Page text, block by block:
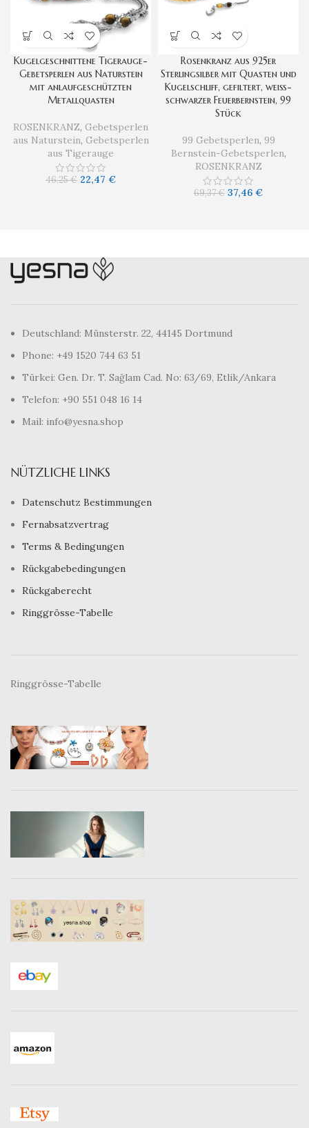
Kugelgeschnittene Tigerauge-
Gebetsperlen aus Naturstein
mit anlaufgeschützten
Metallquasten
ROSENKRANZ, Gebetsperlen
aus Naturstein, Gebetsperlen
aus Tigerauge
46,25€ 22,47 €
Rosenkranz aus 925er
Sterlingsilber mit Quasten und
Kugelschliff, gefiltert, weiß-
schwarzer Feuerbernstein, 99
Stück
99 Gebetsperlen, 99
Bernstein-Gebetsperlen,
ROSENKRANZ
69,37€ 37,46 €
Deutschland: Münsterstr. 22, 44145 Dortmund
Phone: +49 1520 744 63 51
Türkei: Gen. Dr. T. Sağlam Cad. No: 63/69, Etlik/Ankara
Telefon: +90 551 048 16 14
Mail: info@yesna.shop
NÜTZLICHE LINKS
Datenschutz Bestimmungen
Fernabsatzvertrag
Terms & Bedingungen
Rückgabebedingungen
Rückgaberecht
Ringgrösse-Tabelle
Ringgrösse-Tabelle